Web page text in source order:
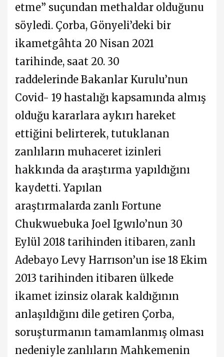
etme” suçundan methaldar olduğunu
söyledi. Çorba, Gönyeli’deki bir
ikametgâhta 20 Nisan 2021
tarihinde, saat 20. 30
raddelerinde Bakanlar Kurulu’nun
Covid- 19 hastalığı kapsamında almış
olduğu kararlara aykırı hareket
ettiğini belirterek, tutuklanan
zanlıların muhaceret izinleri
hakkında da araştırma yapıldığını
kaydetti. Yapılan
araştırmalarda zanlı Fortune
Chukwuebuka Joel Igwılo’nun 30
Eylül 2018 tarihinden itibaren, zanlı
Adebayo Levy Harrıson’un ise 18 Ekim
2013 tarihinden itibaren ülkede
ikamet izinsiz olarak kaldığının
anlaşıldığını dile getiren Çorba,
soruşturmanın tamamlanmış olması
nedeniyle zanlıların Mahkemenin